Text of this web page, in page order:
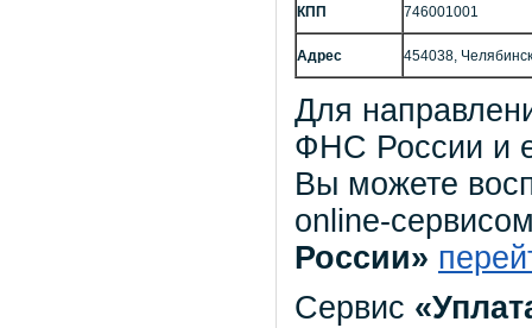
КПП 746001001
Адрес 454038,
Для
ФНС России и
Вы можете
online-
России»
Сервис